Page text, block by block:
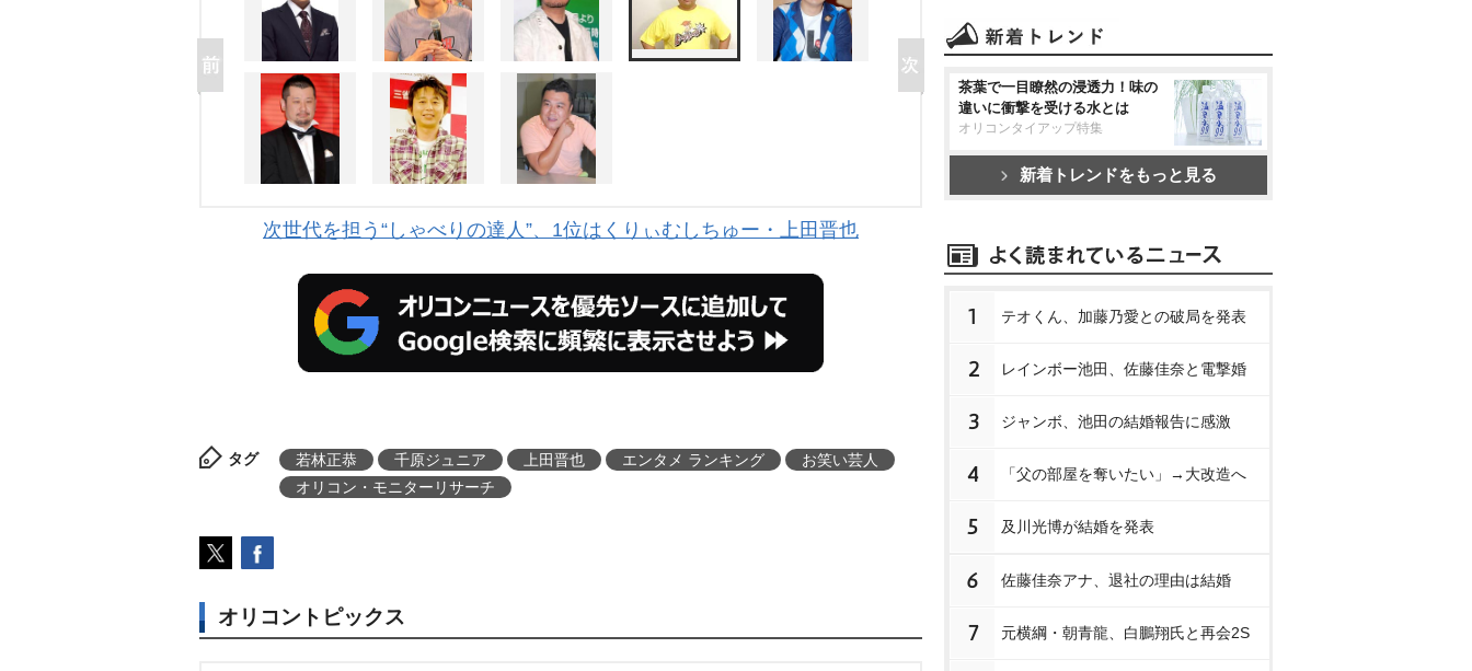
次世代を担う“しゃべりの達人”、1位はくりぃむしちゅー・上田晋也
タグ 若林正恭 千原ジュニア 上田晋也 エンタメ ランキング
お笑い芸人
オリコン・モニターリサーチ
オリコントピックス
茶葉で一目瞭然の浸透力！味の
違いに衝撃を受ける水とは
オリコンタイアップ特集
新着トレンドをもっと見る
1 テオくん、加藤乃愛との破局を発表
2 レインボー池田、佐藤佳奈と電撃婚
3 ジャンボ、池田の結婚報告に感激
4 「父の部屋を奪いたい」→大改造へ
5 及川光博が結婚を発表
6 佐藤佳奈アナ、退社の理由は結婚
7 元横綱・朝青龍、白鵬翔氏と再会2S